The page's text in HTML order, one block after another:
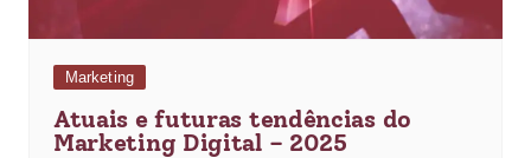
Marketing
Atuais e futuras tendências do
Marketing Digital – 2025